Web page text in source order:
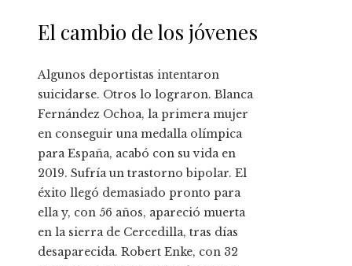
El cambio de los jóvenes
Algunos deportistas intentaron
suicidarse. Otros lo lograron. Blanca
Fernández Ochoa, la primera mujer
en conseguir una medalla olímpica
para España, acabó con su vida en
2019. Sufría un trastorno bipolar. El
éxito llegó demasiado pronto para
ella y, con 56 años, apareció muerta
en la sierra de Cercedilla, tras días
desaparecida. Robert Enke, con 32